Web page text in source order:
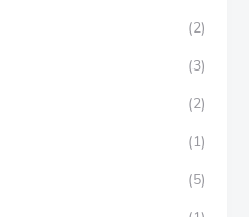
(2)
(3)
(2)
(1)
(5)